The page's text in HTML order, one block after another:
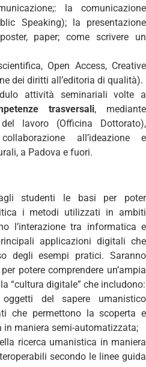
la comunicazione
Speaking); la presentazione
paper; come scrivere un
Open Access, Creative
dei diritti all’editoria di qualità).
attività seminariali volte a
trasversali, mediante
lavoro (Officina Dottorato),
all’ideazione e
a Padova e fuori.
studenti le basi per poter
i metodi utilizzati in ambiti
l’interazione tra informatica e
applicazioni digitali che
degli esempi pratici. Saranno
potere comprendere un’ampia
“cultura digitale” che includono:
del sapere umanistico
che permettono la scoperta e
in maniera semi-automatizzata;
ricerca umanistica in maniera
secondo le linee guida